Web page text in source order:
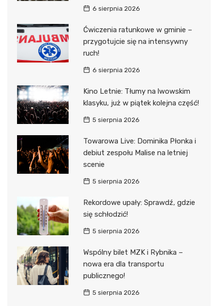
6 sierpnia 2026
Ćwiczenia ratunkowe w gminie –
przygotujcie się na intensywny
ruch!
6 sierpnia 2026
Kino Letnie: Tłumy na lwowskim
klasyku, już w piątek kolejna część!
5 sierpnia 2026
Towarowa Live: Dominika Płonka i
debiut zespołu Malise na letniej
scenie
5 sierpnia 2026
Rekordowe upały: Sprawdź, gdzie
się schłodzić!
5 sierpnia 2026
Wspólny bilet MZK i Rybnika –
nowa era dla transportu
publicznego!
5 sierpnia 2026